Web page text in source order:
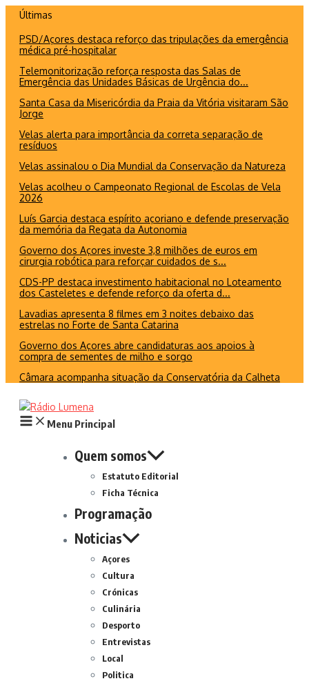
conteúdo
Últimas
PSD/Açores destaca reforço das tripulações da emergência
médica pré-hospitalar
Telemonitorização reforça resposta das Salas de
Emergência das Unidades Básicas de Urgência do...
Santa Casa da Misericórdia da Praia da Vitória visitaram São
Jorge
Velas alerta para importância da correta separação de
resíduos
Velas assinalou o Dia Mundial da Conservação da Natureza
Velas acolheu o Campeonato Regional de Escolas de Vela
2026
Luís Garcia destaca espírito açoriano e defende preservação
da memória da Regata da Autonomia
Governo dos Açores investe 3,8 milhões de euros em
cirurgia robótica para reforçar cuidados de s...
CDS-PP destaca investimento habitacional no Loteamento
dos Casteletes e defende reforço da oferta d...
Lavadias apresenta 8 filmes em 3 noites debaixo das
estrelas no Forte de Santa Catarina
Governo dos Açores abre candidaturas aos apoios à
compra de sementes de milho e sorgo
Câmara acompanha situação da Conservatória da Calheta
Menu Principal
Quem somos
Estatuto Editorial
Ficha Técnica
Programação
Noticias
Açores
Cultura
Crónicas
Culinária
Desporto
Entrevistas
Local
Politica